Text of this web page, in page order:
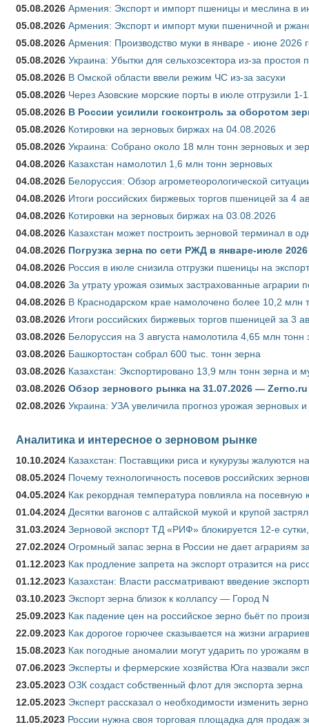
05.08.2026 Армения: Экспорт и импорт пшеницы и меслина в
05.08.2026 Армения: Экспорт и импорт муки пшеничной и
05.08.2026 Армения: Производство муки в январе - июне 2026
05.08.2026 Украина: Убытки для сельхозсектора из-за простоя
05.08.2026 В Омской области ввели режим ЧС из-за засухи
05.08.2026 Через Азовские морские порты в июле отгрузили
05.08.2026 В России усилили госконтроль за оборотом
05.08.2026 Котировки на зерновых биржах на 04.08.2026
05.08.2026 Украина: Собрано около 18 млн тонн зерновых и
04.08.2026 Казахстан намолотил 1,6 млн тонн зерновых
04.08.2026 Белоруссия: Обзор агрометеорологической
04.08.2026 Итоги российских биржевых торгов пшеницей за 4
04.08.2026 Котировки на зерновых биржах на 03.08.2026
04.08.2026 Казахстан может построить зерновой терминал в
04.08.2026 Погрузка зерна по сети РЖД в январе-июле
04.08.2026 Россия в июле снизила отгрузки пшеницы на
04.08.2026 За утрату урожая озимых застрахованные аграрии
04.08.2026 В Краснодарском крае намолочено более 10,2 млн
03.08.2026 Итоги российских биржевых торгов пшеницей за 3
03.08.2026 Белоруссия на 3 августа намолотила 4,65 млн тонн
03.08.2026 Башкортостан собрал 600 тыс. тонн зерна
03.08.2026 Казахстан: Экспортировано 13,9 млн тонн зерна и
03.08.2026 Обзор зернового рынка на 31.07.2026 — Zerno.ru
02.08.2026 Украина: УЗА увеличила прогноз урожая зерновых
Аналитика и интересное о зерновом рынке
10.10.2024 Казахстан: Поставщики риса и кукурузы жалуются
08.05.2024 Почему технологичность посевов российских
04.05.2024 Как рекордная температура повлияла на
01.04.2024 Десятки вагонов с алтайской мукой и крупой
31.03.2024 Зерновой экспорт ТД «РИФ» блокируется 12-е
27.02.2024 Огромный запас зерна в России не дает аграриям
01.12.2023 Как продление запрета на экспорт отразится на
01.12.2023 Казахстан: Власти рассматривают введение
03.10.2023 Экспорт зерна близок к коллапсу — Город N
25.09.2023 Как падение цен на российское зерно бьёт по
22.09.2023 Как дорогое горючее сказывается на жизни аграриев
15.08.2023 Как погодные аномалии могут ударить по урожаям
07.06.2023 Эксперты и фермерские хозяйства Юга назвали
23.05.2023 ОЗК создаст собственный флот для экспорта зерна
12.05.2023 Эксперт рассказал о необходимости изменить
11.05.2023 России нужна своя торговая площадка для продаж